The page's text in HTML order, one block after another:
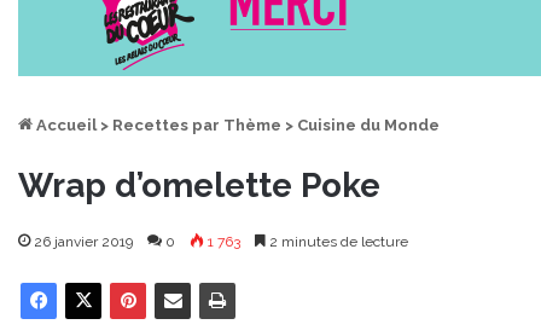
Accueil > Recettes par Thème > Cuisine du Monde
Wrap d’omelette Poke
26 janvier 2019 0 1 763 2 minutes de lecture